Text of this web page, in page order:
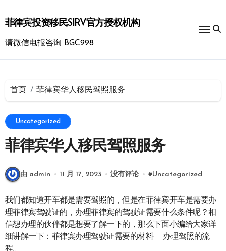
到
内
菲律宾投资移民SIRV官方授权机构
请微信电报咨询 BGC998
首页 菲律宾华人移民驾照服务
Uncategorized
菲律宾华人移民驾照服务
由 admin 11 月 17, 2023 没有评论 #Uncategorized
我们都知道开车都是需要驾照的，但是在菲律宾开车是需要办
理菲律宾驾驶证的，办理菲律宾的驾驶证需要什么条件呢？相
信想办理的伙伴都是想要了解一下的，那么下面小编给大家详
细讲解一下：菲律宾办理驾驶证需要的材料 办理驾照的流
程。